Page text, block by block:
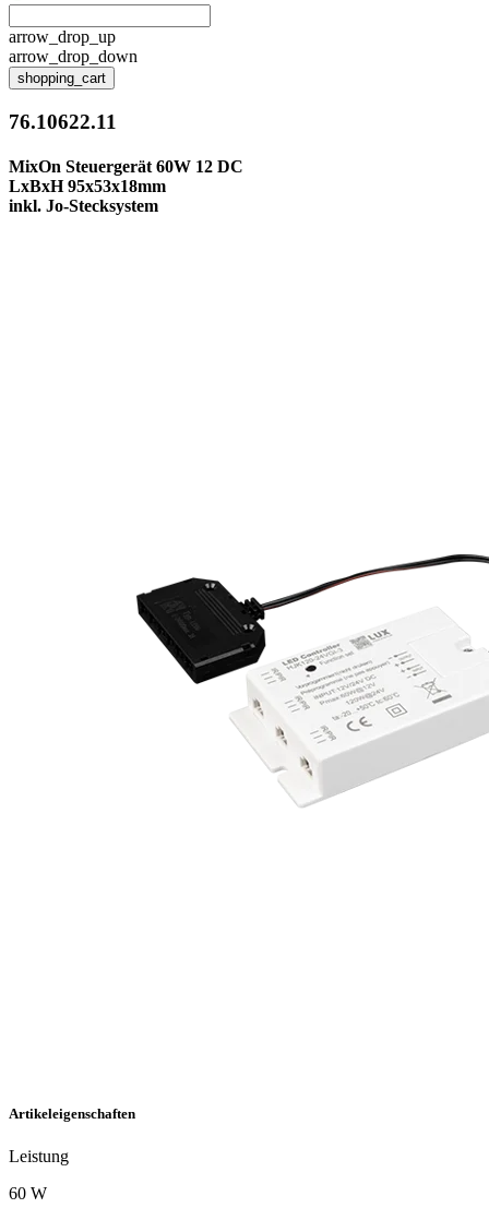
arrow_drop_up
arrow_drop_down
shopping_cart
76.10622.11
MixOn Steuergerät 60W 12 DC
LxBxH 95x53x18mm
inkl. Jo-Stecksystem
Artikeleigenschaften
Leistung
60 W